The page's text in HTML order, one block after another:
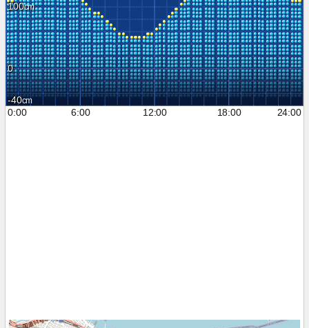
100
0
-40
0:00
6:00 12:00 18:00 24:00